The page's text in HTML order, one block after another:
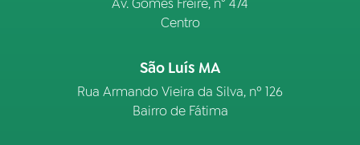
Centro
São Luís MA
Rua Armando Vieira da Silva, nº 126
Bairro de Fátima